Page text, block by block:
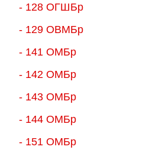
- 128 ОГШБр
- 129 ОВМБр
- 141 ОМБр
- 142 ОМБр
- 143 ОМБр
- 144 ОМБр
- 151 ОМБр